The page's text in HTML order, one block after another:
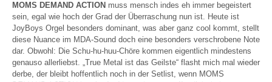
MOMS DEMAND ACTION muss mensch indes eh immer begeistert
sein, egal wie hoch der Grad der Überraschung nun ist. Heute ist
JoyBoys Orgel besonders dominant, was aber ganz cool kommt, stellt
diese Nuance im MDA-Sound doch eine besonders verschrobene Note
dar. Obwohl: Die Schu-hu-huu-Chöre kommen eigentlich mindestens
genauso allerliebst. „True Metal ist das Geilste“ flasht mich mal wieder
derbe, der bleibt hoffentlich noch in der Setlist, wenn MOMS